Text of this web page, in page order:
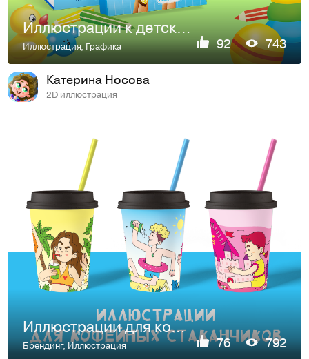
Иллюстрации к детской книге "Мой первый стих"
Иллюстрация,Графика 92 743
Катерина Носова
2D иллюстрация
Иллюстрации для кофейных стаканчиков
Брендинг,Иллюстрация 76 792